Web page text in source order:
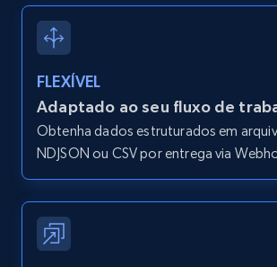
Zpid, City, State, HomeStatus,
IsListingClaimedByCurrentSignedInUser,
IsCurrentSignedInAgentResponsible,
and more.
12K+ 1.3K+
Zillow properties listing
Search by parameters on zillow
FLEXÍVEL
Adaptado ao seu fluxo de
Obtenha dados estruturados em
NDJSON ou CSV por entrega via